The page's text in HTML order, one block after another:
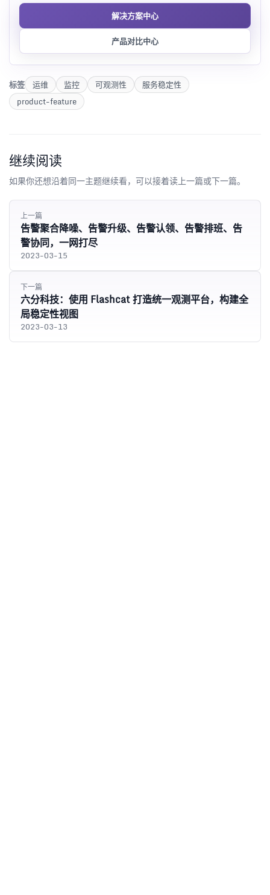
解决方案中心
产品对比中心
标签 运维 监控 可观测性
服务稳定性
product-feature
继续阅读
如果你还想沿着同一主题继续看，可以接着读上一篇或下一篇。
上一篇
告警聚合降噪、告警升级、告警认领、告警排班、告
警协同，一网打尽
2023-03-15
下一篇
六分科技：使用 Flashcat 打造统一观测平台，构建全
局稳定性视图
2023-03-13